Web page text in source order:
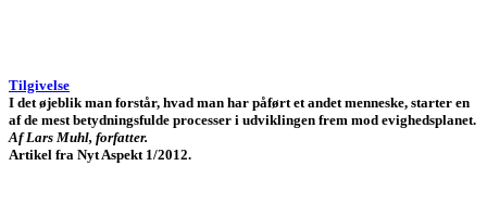
Tilgivelse
I det øjeblik man forstår, hvad man har påført et andet menneske, starter en
af de mest betydningsfulde processer i udviklingen frem mod evighedsplanet.
Af Lars Muhl, forfatter.
Artikel fra Nyt Aspekt 1/2012.